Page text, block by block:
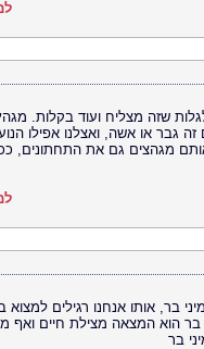
שזה מצליח ועוד בקלות.
גבר או אשה, ואצלנו אפילו
מגהצים גם את התחתונים,
בר, אותו אנחנו רגילים למצוא
בר הוא המצאה מצילת חיים ואף
בר